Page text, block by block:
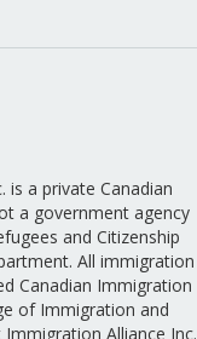
is a private Canadian
a government agency
and Citizenship
All immigration
Canadian Immigration
of Immigration and
Alliance Inc.